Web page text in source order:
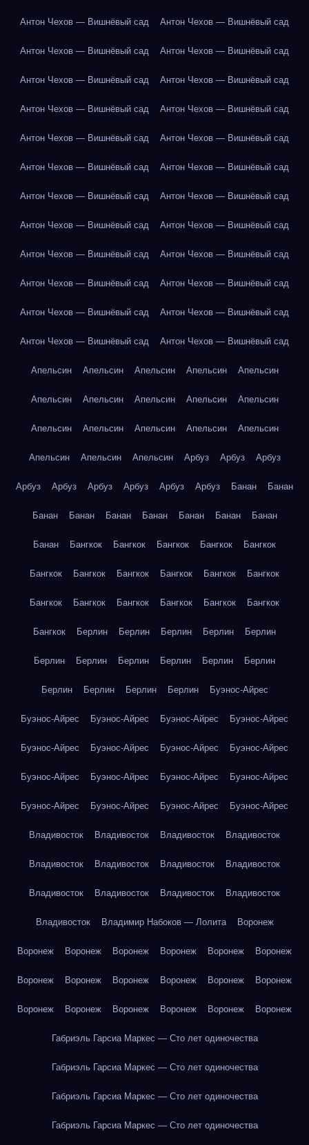
Антон Чехов — Вишнёвый сад Антон Чехов — Вишнёвый сад
Антон Чехов — Вишнёвый сад Антон Чехов — Вишнёвый сад
Антон Чехов — Вишнёвый сад Антон Чехов — Вишнёвый сад
Антон Чехов — Вишнёвый сад Антон Чехов — Вишнёвый сад
Антон Чехов — Вишнёвый сад Антон Чехов — Вишнёвый сад
Антон Чехов — Вишнёвый сад Антон Чехов — Вишнёвый сад
Антон Чехов — Вишнёвый сад Антон Чехов — Вишнёвый сад
Антон Чехов — Вишнёвый сад Антон Чехов — Вишнёвый сад
Антон Чехов — Вишнёвый сад Антон Чехов — Вишнёвый сад
Антон Чехов — Вишнёвый сад Антон Чехов — Вишнёвый сад
Антон Чехов — Вишнёвый сад Антон Чехов — Вишнёвый сад
Антон Чехов — Вишнёвый сад Антон Чехов — Вишнёвый сад
Апельсин Апельсин Апельсин Апельсин Апельсин
Апельсин Апельсин Апельсин Апельсин Апельсин
Апельсин Апельсин Апельсин Апельсин Апельсин
Апельсин Апельсин Апельсин Арбуз Арбуз Арбуз
Арбуз Арбуз Арбуз Арбуз Арбуз Арбуз Банан Банан
Банан Банан Банан Банан Банан Банан Банан
Банан Бангкок Бангкок Бангкок Бангкок Бангкок
Бангкок Бангкок Бангкок Бангкок Бангкок Бангкок
Бангкок Бангкок Бангкок Бангкок Бангкок Бангкок
Бангкок Берлин Берлин Берлин Берлин Берлин
Берлин Берлин Берлин Берлин Берлин Берлин
Берлин Берлин Берлин Берлин Буэнос-Айрес
Буэнос-Айрес Буэнос-Айрес Буэнос-Айрес Буэнос-Айрес
Буэнос-Айрес Буэнос-Айрес Буэнос-Айрес Буэнос-Айрес
Буэнос-Айрес Буэнос-Айрес Буэнос-Айрес Буэнос-Айрес
Буэнос-Айрес Буэнос-Айрес Буэнос-Айрес Буэнос-Айрес
Владивосток Владивосток Владивосток Владивосток
Владивосток Владивосток Владивосток Владивосток
Владивосток Владивосток Владивосток Владивосток
Владивосток Владимир Набоков — Лолита Воронеж
Воронеж Воронеж Воронеж Воронеж Воронеж Воронеж
Воронеж Воронеж Воронеж Воронеж Воронеж Воронеж
Воронеж Воронеж Воронеж Воронеж Воронеж Воронеж
Габриэль Гарсиа Маркес — Сто лет одиночества
Габриэль Гарсиа Маркес — Сто лет одиночества
Габриэль Гарсиа Маркес — Сто лет одиночества
Габриэль Гарсиа Маркес — Сто лет одиночества